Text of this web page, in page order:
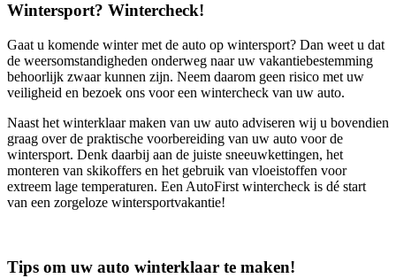
Wintersport? Wintercheck!
Gaat u komende winter met de auto op wintersport? Dan weet u dat
de weersomstandigheden onderweg naar uw vakantiebestemming
behoorlijk zwaar kunnen zijn. Neem daarom geen risico met uw
veiligheid en bezoek ons voor een wintercheck van uw auto.
Naast het winterklaar maken van uw auto adviseren wij u bovendien
graag over de praktische voorbereiding van uw auto voor de
wintersport. Denk daarbij aan de juiste sneeuwkettingen, het
monteren van skikoffers en het gebruik van vloeistoffen voor
extreem lage temperaturen. Een AutoFirst wintercheck is dé start
van een zorgeloze wintersportvakantie!
Tips om uw auto winterklaar te maken!